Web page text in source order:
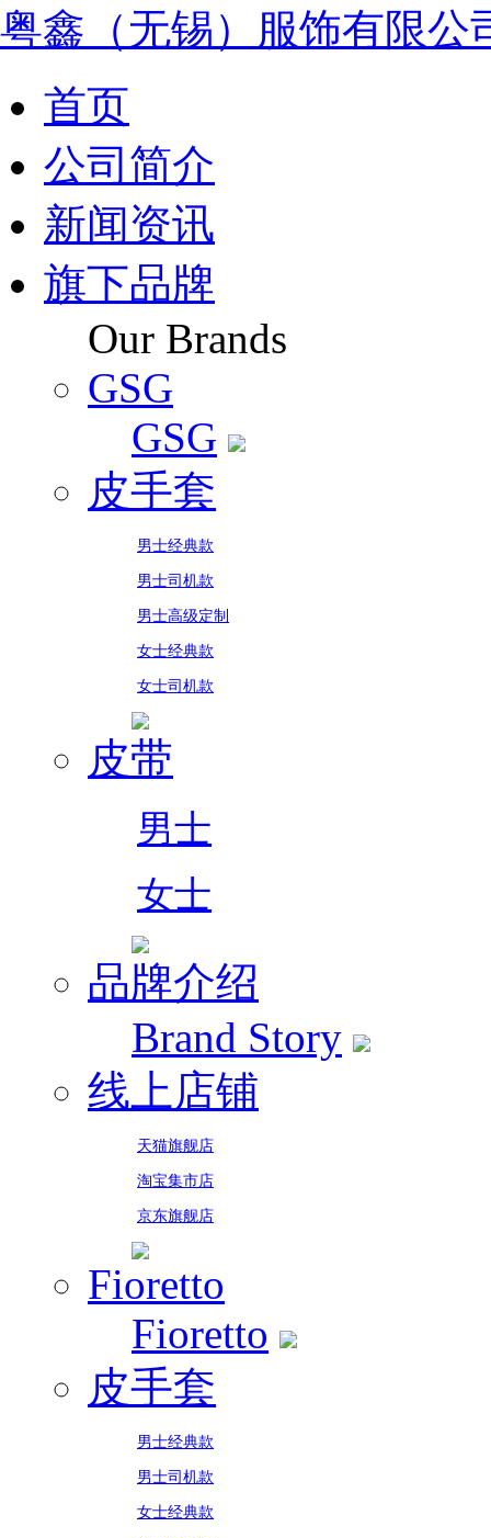
粤鑫（无锡）服饰有限公
首页
公司简介
新闻资讯
旗下品牌
Our Brands
GSG
GSG
皮手套
男士经典款
男士司机款
男士高级定制
女士经典款
女士司机款
皮带
男士
女士
品牌介绍
Brand Story
线上店铺
天猫旗舰店
淘宝集市店
京东旗舰店
Fioretto
Fioretto
皮手套
男士经典款
男士司机款
女士经典款